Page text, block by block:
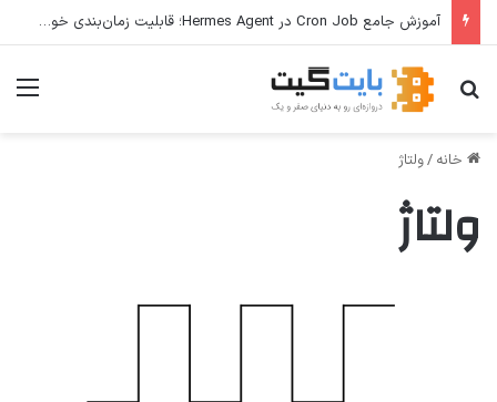
آموزش جامع Cron Job در Hermes Agent؛ قابلیت زمان‌بندی خودکار وظایف
جستجو برای
خانه /ولتاژ
ولتاژ